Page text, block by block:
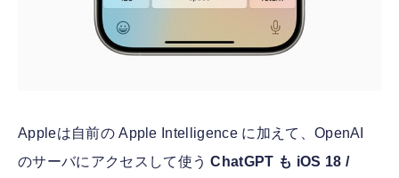
Appleは自前の Apple Intelligence に加えて、OpenAI
のサーバにアクセスして使うChatGPT も iOS 18 /